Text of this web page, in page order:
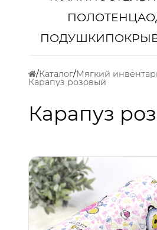
ПОЛОТЕНЦА
ПОДУШКИ
Каталог Мягкий
Карапуз розовый
Карапуз